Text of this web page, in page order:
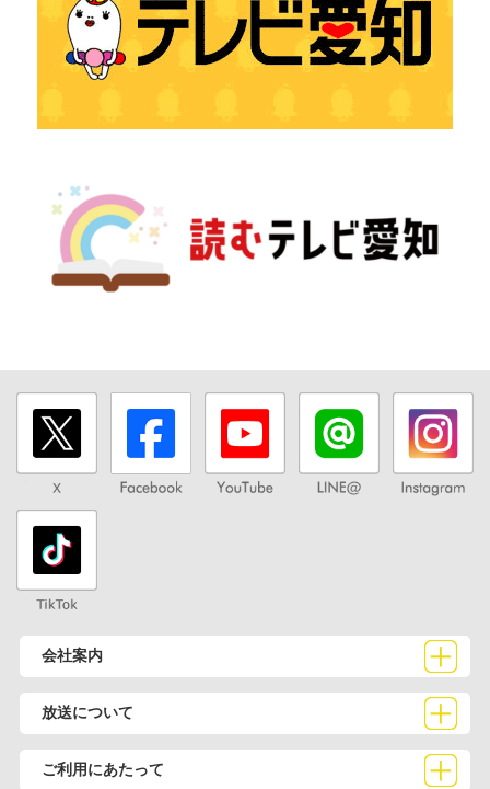
会社案内
放送について
ご利用にあたって